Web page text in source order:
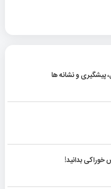
پیشگیری و نشانه ها
خوراکی بدانید!